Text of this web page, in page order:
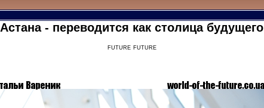
Астана - переводится как столица будущего
future future